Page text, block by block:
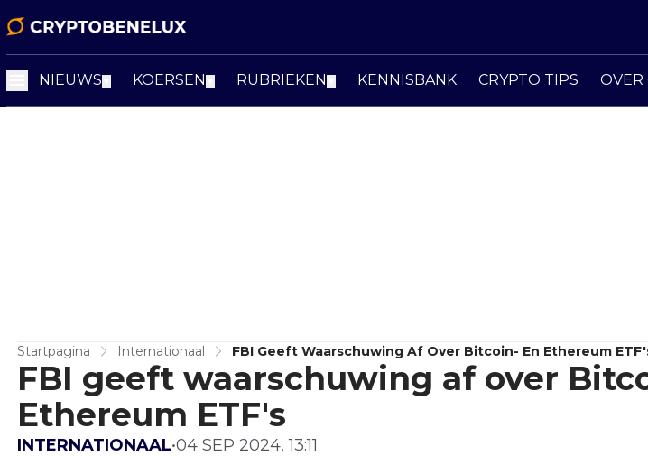
NIEUWS KOERSEN RUBRIEKEN KENNISBANK CRYPTO TIPS OVER
Startpagina Internationaal FBI Geeft Waarschuwing Af Over Bitcoin- En Ethereum
FBI geeft waarschuwing af over
Ethereum ETF's
INTERNATIONAAL•04 SEP 2024, 13:11